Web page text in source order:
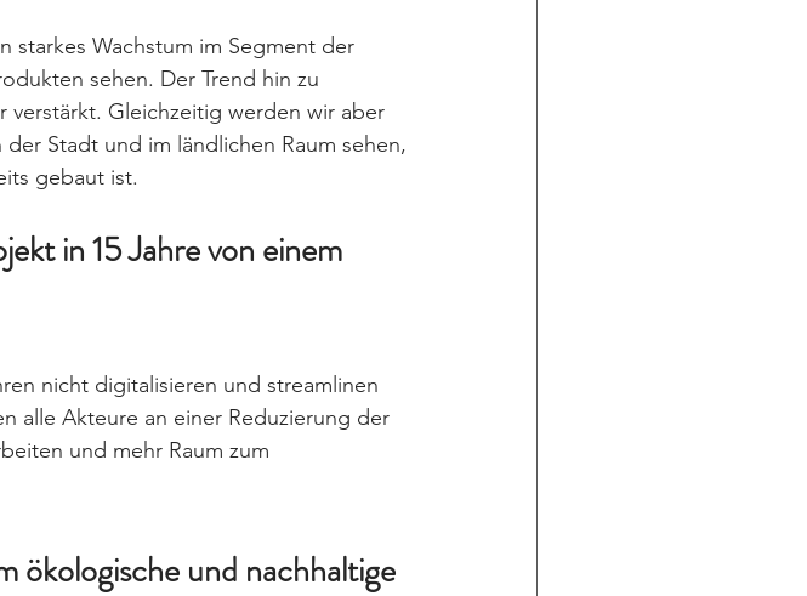
starkes Wachstum im Segment der
sehen. Der Trend hin zu
verstärkt. Gleichzeitig werden wir aber
Stadt und im ländlichen Raum sehen,
gebaut ist.
in 15 Jahre von einem
nicht digitalisieren und streamlinen
alle Akteure an einer Reduzierung der
und mehr Raum zum
ökologische und nachhaltige